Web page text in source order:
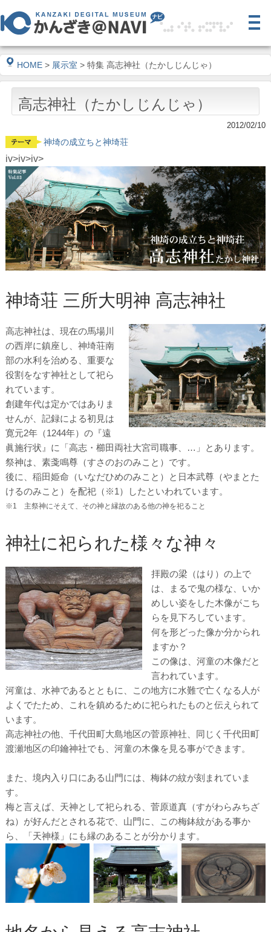
HOME > 展示室 > 特集 高志神社（たかしじんじゃ）
高志神社（たかしじんじゃ）
2012/02/10
神埼の成立ちと神埼荘
iv>iv>iv>
神埼荘 三所大明神 高志神社
高志神社は、現在の馬場川
の西岸に鎮座し、神埼荘南
部の水利を治める、重要な
役割をなす神社として祀ら
れています。
創建年代は定かではありま
せんが、記録による初見は
寛元2年（1244年）の『遠
眞施行状』に「高志・櫛田両社大宮司職事、…」とあります。
祭神は、素戔鳴尊（すさのおのみこと）です。
後に、稲田姫命（いなだひめのみこと）と日本武尊（やまとた
けるのみこと）を配祀（※1）したといわれています。
※1 主祭神にそえて、その神と縁故のある他の神を祀ること
神社に祀られた様々な神々
拝殿の梁（はり）の上で
は、まるで鬼の様な、いか
めしい姿をした木像がこち
らを見下ろしています。
何を形どった像か分かられ
ますか？
この像は、河童の木像だと
言われています。
河童は、水神であるとともに、この地方に水難で亡くなる人が
よくでたため、これを鎮めるために祀られたものと伝えられて
います。
高志神社の他、千代田町大島地区の菅原神社、同じく千代田町
渡瀬地区の印鑰神社でも、河童の木像を見る事ができます。
また、境内入り口にある山門には、梅鉢の紋が刻まれていま
す。
梅と言えば、天神として祀られる、菅原道真（すがわらみちざ
ね）が好んだとされる花で、山門に、この梅鉢紋がある事か
ら、「天神様」にも縁のあることが分かります。